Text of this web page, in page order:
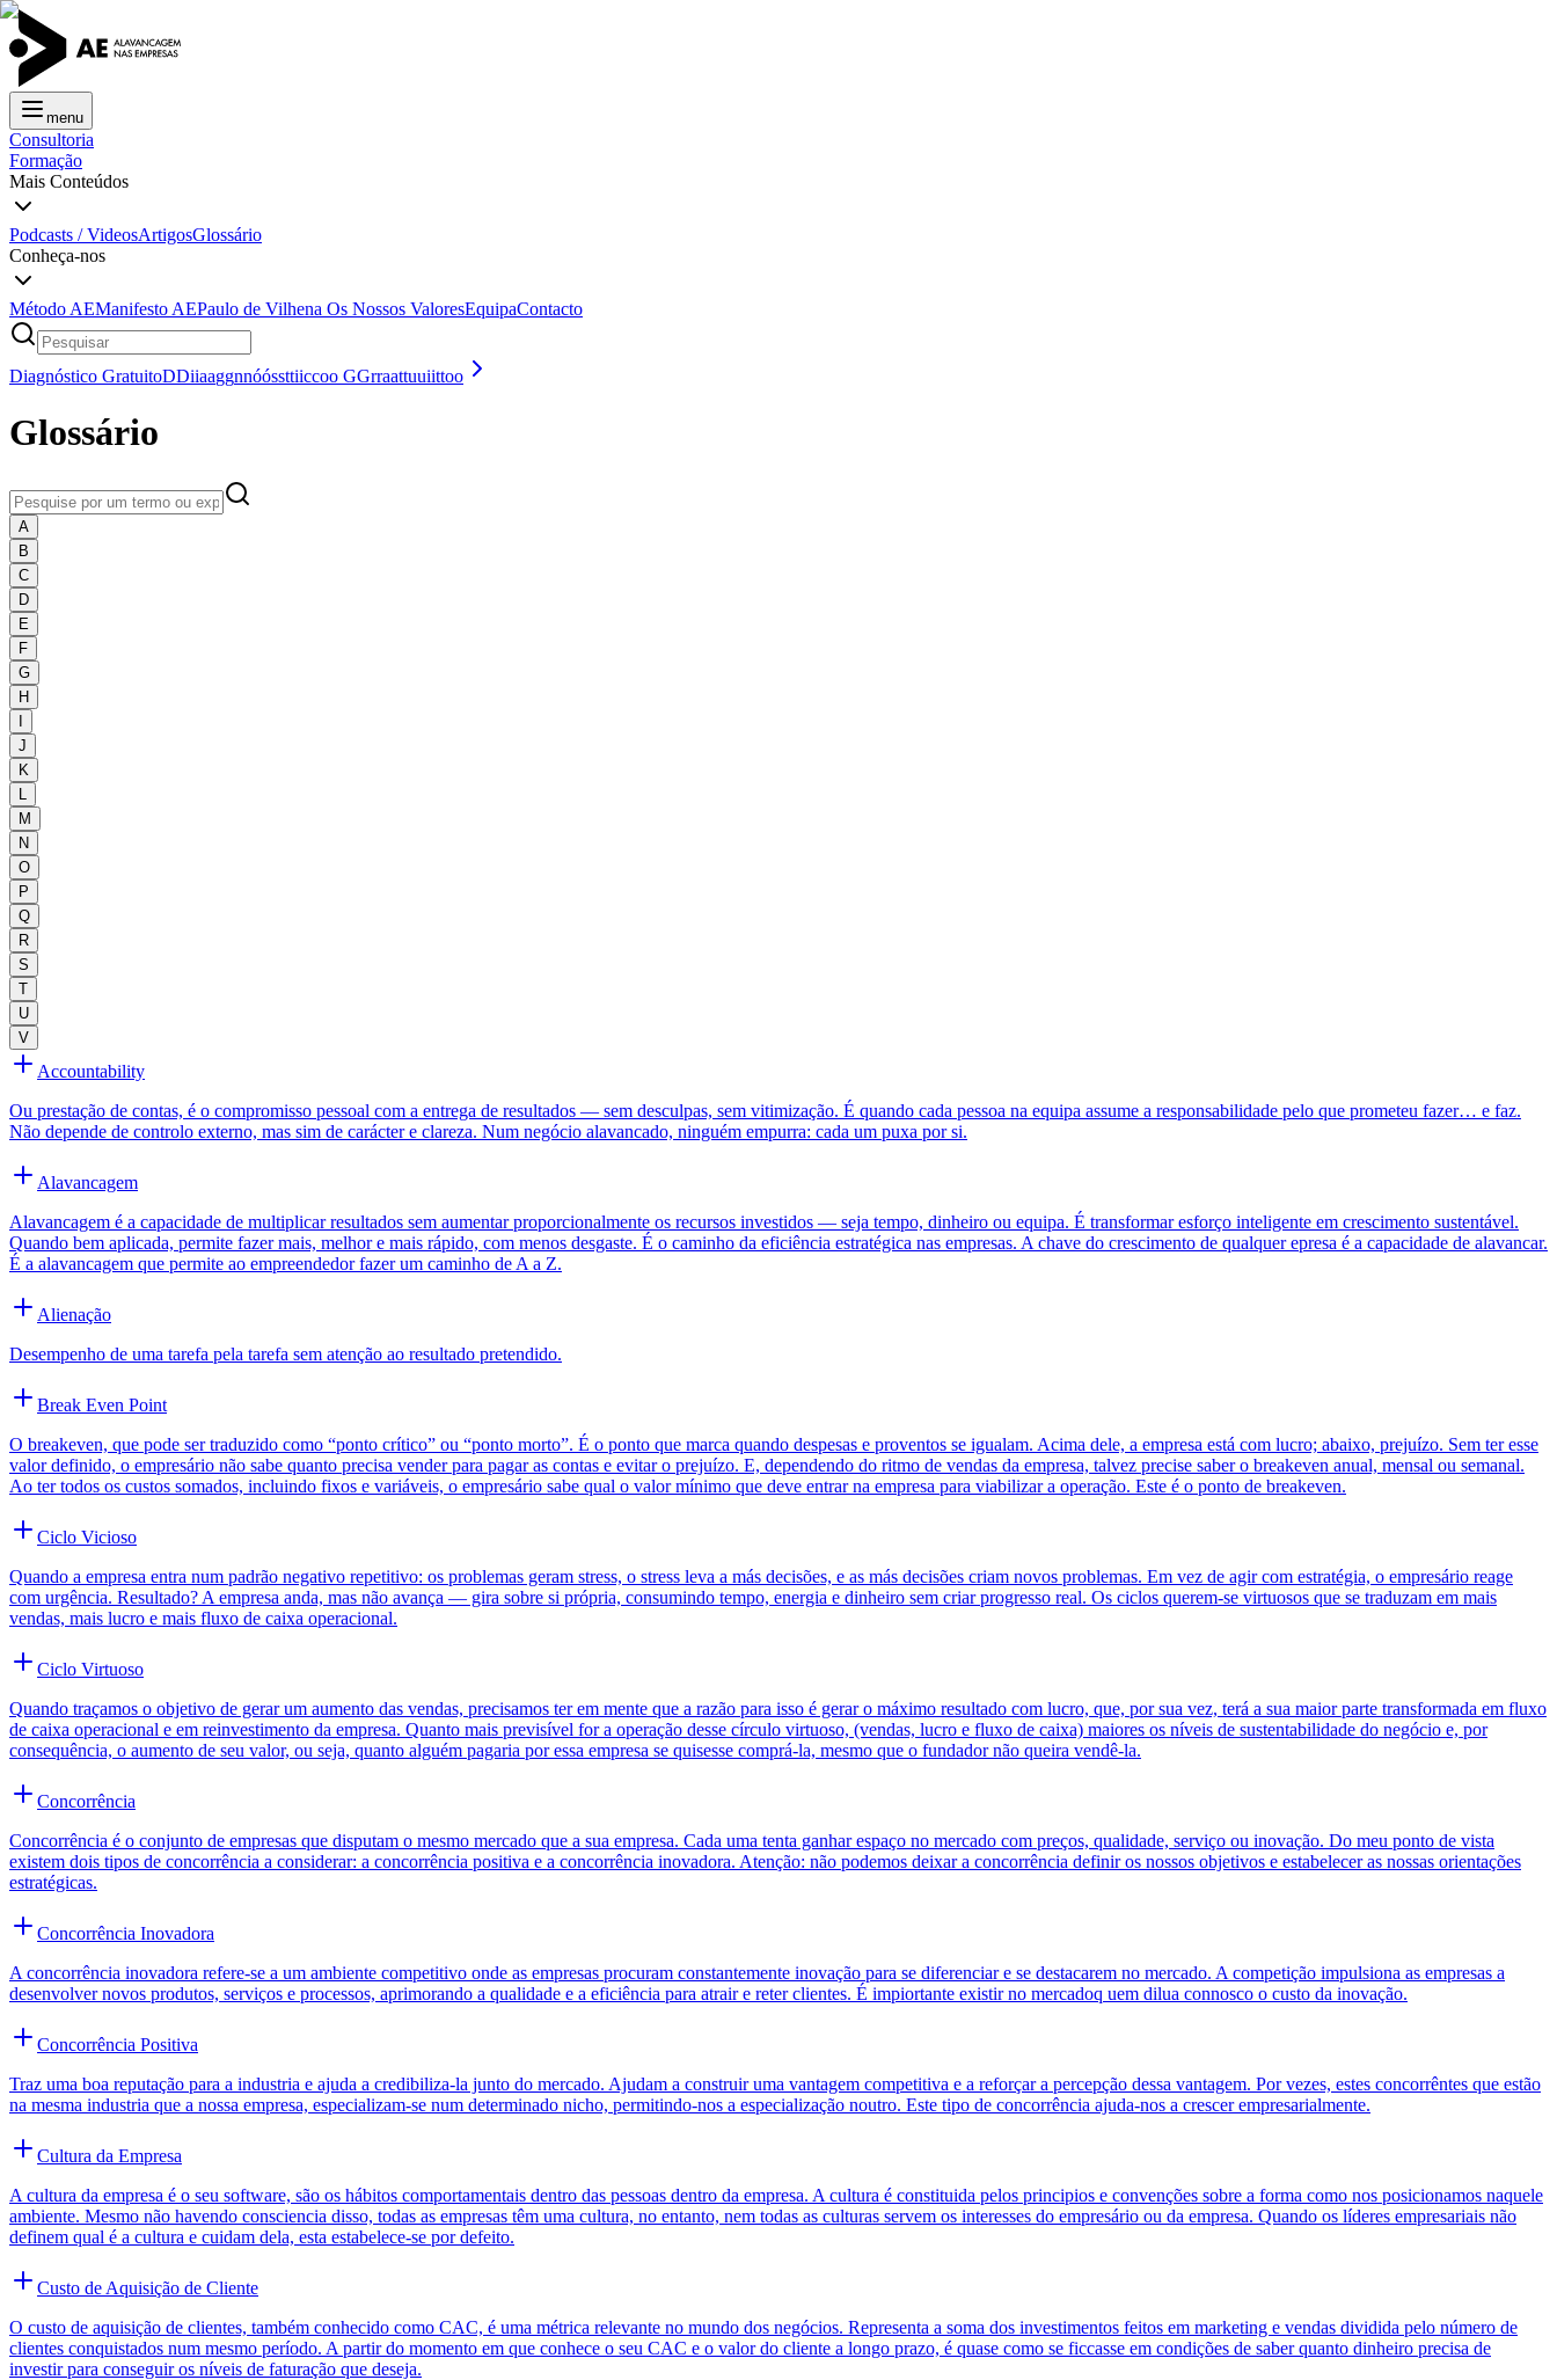
menu
Consultoria
Formação
Mais Conteúdos
Podcasts / VideosArtigosGlossário
Conheça-nos
Método AEManifesto AEPaulo de Vilhena Os Nossos ValoresEquipaContacto
Diagnóstico GratuitoDDiiaaggnnóóssttiiccoo GGrraattuuiittoo
Glossário
A
B
C
D
E
F
G
H
J
K
M
N
O
P
Q
R
S
T
U
V
Accountability
Ou prestação de contas, é o compromisso pessoal com a entrega de resultados — sem desculpas, sem vitimização. É quando cada pessoa na equipa assume a responsabilidade pelo que prometeu fazer… e faz.
Não depende de controlo externo, mas sim de carácter e clareza. Num negócio alavancado, ninguém empurra: cada um puxa por si.
Alavancagem
Alavancagem é a capacidade de multiplicar resultados sem aumentar proporcionalmente os recursos investidos — seja tempo, dinheiro ou equipa. É transformar esforço inteligente em crescimento sustentável.
Quando bem aplicada, permite fazer mais, melhor e mais rápido, com menos desgaste. É o caminho da eficiência estratégica nas empresas. A chave do crescimento de qualquer epresa é a capacidade de alavancar.
É a alavancagem que permite ao empreendedor fazer um caminho de A a Z.
Alienação
Desempenho de uma tarefa pela tarefa sem atenção ao resultado pretendido.
Break Even Point
O breakeven, que pode ser traduzido como “ponto crítico” ou “ponto morto”. É o ponto que marca quando despesas e proventos se igualam. Acima dele, a empresa está com lucro; abaixo, prejuízo. Sem ter esse
valor definido, o empresário não sabe quanto precisa vender para pagar as contas e evitar o prejuízo. E, dependendo do ritmo de vendas da empresa, talvez precise saber o breakeven anual, mensal ou semanal.
Ao ter todos os custos somados, incluindo fixos e variáveis, o empresário sabe qual o valor mínimo que deve entrar na empresa para viabilizar a operação. Este é o ponto de breakeven.
Ciclo Vicioso
Quando a empresa entra num padrão negativo repetitivo: os problemas geram stress, o stress leva a más decisões, e as más decisões criam novos problemas. Em vez de agir com estratégia, o empresário reage
com urgência. Resultado? A empresa anda, mas não avança — gira sobre si própria, consumindo tempo, energia e dinheiro sem criar progresso real. Os ciclos querem-se virtuosos que se traduzam em mais
vendas, mais lucro e mais fluxo de caixa operacional.
Ciclo Virtuoso
Quando traçamos o objetivo de gerar um aumento das vendas, precisamos ter em mente que a razão para isso é gerar o máximo resultado com lucro, que, por sua vez, terá a sua maior parte transformada em fluxo
de caixa operacional e em reinvestimento da empresa. Quanto mais previsível for a operação desse círculo virtuoso, (vendas, lucro e fluxo de caixa) maiores os níveis de sustentabilidade do negócio e, por
consequência, o aumento de seu valor, ou seja, quanto alguém pagaria por essa empresa se quisesse comprá-la, mesmo que o fundador não queira vendê-la.
Concorrência
Concorrência é o conjunto de empresas que disputam o mesmo mercado que a sua empresa. Cada uma tenta ganhar espaço no mercado com preços, qualidade, serviço ou inovação. Do meu ponto de vista
existem dois tipos de concorrência a considerar: a concorrência positiva e a concorrência inovadora. Atenção: não podemos deixar a concorrência definir os nossos objetivos e estabelecer as nossas orientações
estratégicas.
Concorrência Inovadora
A concorrência inovadora refere-se a um ambiente competitivo onde as empresas procuram constantemente inovação para se diferenciar e se destacarem no mercado. A competição impulsiona as empresas a
desenvolver novos produtos, serviços e processos, aprimorando a qualidade e a eficiência para atrair e reter clientes. É impiortante existir no mercadoq uem dilua connosco o custo da inovação.
Concorrência Positiva
Traz uma boa reputação para a industria e ajuda a credibiliza-la junto do mercado. Ajudam a construir uma vantagem competitiva e a reforçar a percepção dessa vantagem. Por vezes, estes concorrêntes que estão
na mesma industria que a nossa empresa, especializam-se num determinado nicho, permitindo-nos a especialização noutro. Este tipo de concorrência ajuda-nos a crescer empresarialmente.
Cultura da Empresa
A cultura da empresa é o seu software, são os hábitos comportamentais dentro das pessoas dentro da empresa. A cultura é constituida pelos principios e convenções sobre a forma como nos posicionamos naquele
ambiente. Mesmo não havendo consciencia disso, todas as empresas têm uma cultura, no entanto, nem todas as culturas servem os interesses do empresário ou da empresa. Quando os líderes empresariais não
definem qual é a cultura e cuidam dela, esta estabelece-se por defeito.
Custo de Aquisição de Cliente
O custo de aquisição de clientes, também conhecido como CAC, é uma métrica relevante no mundo dos negócios. Representa a soma dos investimentos feitos em marketing e vendas dividida pelo número de
clientes conquistados num mesmo período. A partir do momento em que conhece o seu CAC e o valor do cliente a longo prazo, é quase como se ficcasse em condições de saber quanto dinheiro precisa de
investir para conseguir os níveis de faturação que deseja.